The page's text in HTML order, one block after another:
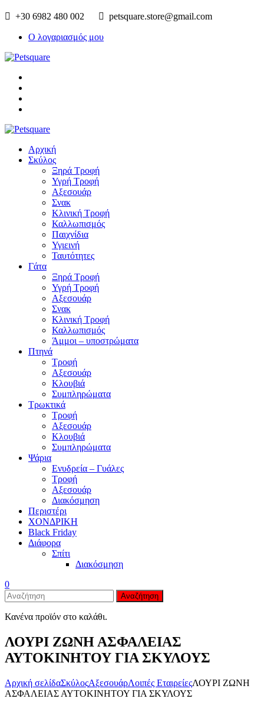
+30 6982 480 002 petsquare.store@gmail.com
Ο λογαριασμός μου
Αρχική
Σκύλος
Ξηρά Τροφή
Υγρή Τροφή
Αξεσουάρ
Σνακ
Κλινική Τροφή
Καλλωπισμός
Παιχνίδια
Υγιεινή
Ταυτότητες
Γάτα
Ξηρά Τροφή
Υγρή Τροφή
Αξεσουάρ
Σνακ
Κλινική Τροφή
Καλλωπισμός
Άμμοι – υποστρώματα
Πτηνά
Τροφή
Αξεσουάρ
Κλουβιά
Συμπληρώματα
Τρωκτικά
Τροφή
Αξεσουάρ
Κλουβιά
Συμπληρώματα
Ψάρια
Ενυδρεία – Γυάλες
Τροφή
Αξεσουάρ
Διακόσμηση
Περιστέρι
ΧΟΝΔΡΙΚΗ
Black Friday
Διάφορα
Σπίτι
Διακόσμηση
0
Αναζήτηση
Κανένα προϊόν στο καλάθι.
ΛΟΥΡΙ ΖΩΝΗ ΑΣΦΑΛΕΙΑΣ
ΑΥΤΟΚΙΝΗΤΟΥ ΓΙΑ ΣΚΥΛΟΥΣ
Αρχική σελίδαΣκύλοςΑξεσουάρΛοιπές ΕταιρείεςΛΟΥΡΙ ΖΩΝΗ
ΑΣΦΑΛΕΙΑΣ ΑΥΤΟΚΙΝΗΤΟΥ ΓΙΑ ΣΚΥΛΟΥΣ